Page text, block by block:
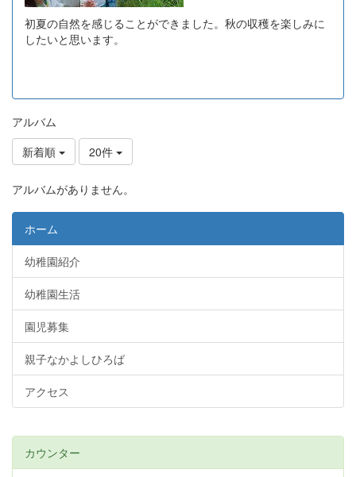
初夏の自然を感じることができました。秋の収穫を楽しみに
したいと思います。
アルバム
新着順
20件
アルバムがありません。
ホーム
幼稚園紹介
幼稚園生活
園児募集
親子なかよしひろば
アクセス
カウンター